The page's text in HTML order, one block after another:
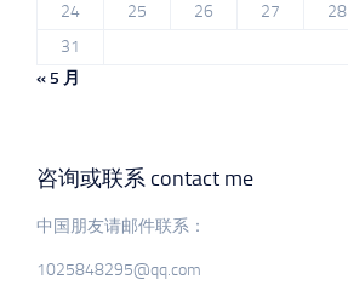
24
25 26 27 28
31
« 5 月
咨询或联系 contact me
中国朋友请邮件联系：
1025848295@qq.com